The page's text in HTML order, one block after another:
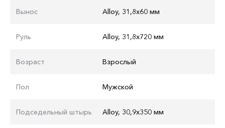
Вынос Alloy, 31,8x60 мм
Руль Alloy, 31,8x720 мм
Возраст Взрослый
Пол Мужской
Подседельный штырь Alloy, 30,9x350 мм